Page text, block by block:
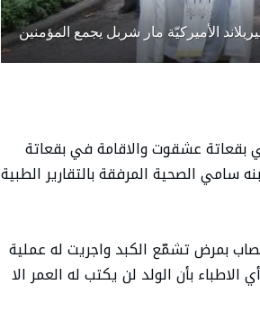
الأميركيّة مار شربل يجمع المؤمنين
سام فهد من مواليد 25 تشرين الاول 2019 في بقعاتة عشقوت والاقامة في بقعاتة
عن حالة ابنه سامي الصحية المرفقة بالتقارير الطبية
بمرض تشمّع الكبد واجريت له عملية
بأن الولد لن يكتب له العمر الا